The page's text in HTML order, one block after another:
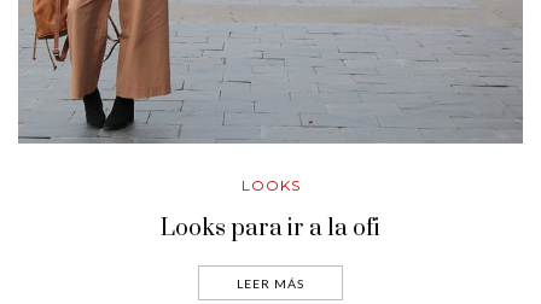
LOOKS
Looks para ir a la ofi
LEER MÁS